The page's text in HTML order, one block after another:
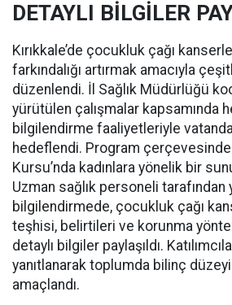
DETAYLI BİLGİLER
Kırıkkale’de çocukluk çağı
farkındalığı artırmak amacıyla
düzenlendi. İl Sağlık Müdürlüğü
yürütülen çalışmalar kapsamında
bilgilendirme faaliyetleriyle
hedeflendi. Program çerçevesinde
Kursu’nda kadınlara yönelik bir
Uzman sağlık personeli tarafından
bilgilendirmede, çocukluk çağı
teşhisi, belirtileri ve korunma
detaylı bilgiler paylaşıldı.
yanıtlanarak toplumda bilinç
amaçlandı.